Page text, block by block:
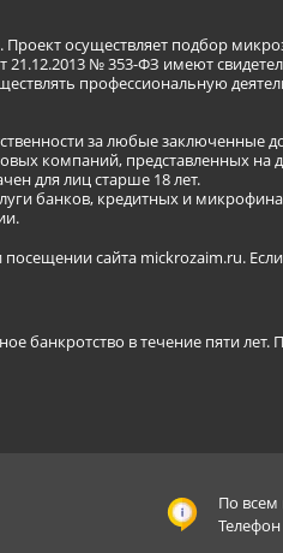
осуществляет подбор
№ 353-ФЗ имеют
профессиональную
за любые заключенные
компаний, представленных на
для лиц старше 18 лет.
банков, кредитных и
сайта mickrozaim.ru.
банкротство в течение пяти
По
Телефон